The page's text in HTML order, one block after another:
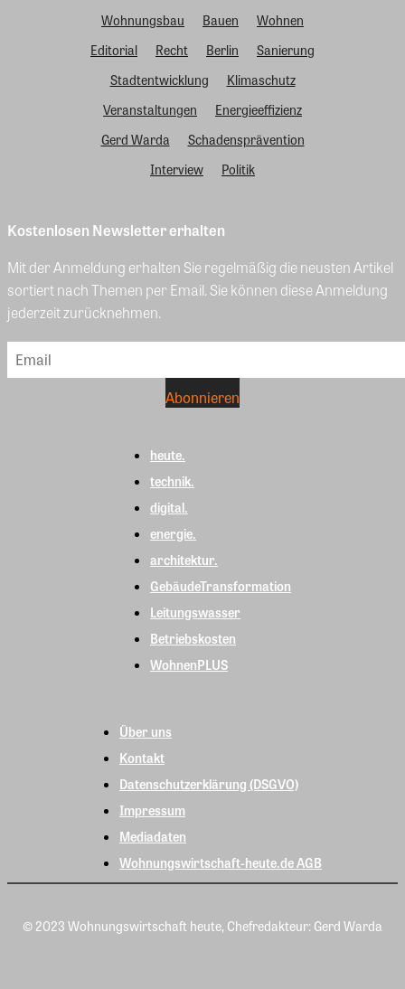
Wohnungsbau
Bauen
Wohnen
Editorial
Recht Berlin
Sanierung
Stadtentwicklung
Klimaschutz
Veranstaltungen
Energieeffizienz
Gerd Warda
Schadensprävention
Interview
Politik
Kostenlosen Newsletter erhalten
Mit der Anmeldung erhalten Sie regelmäßig die neusten Artikel
sortiert nach Themen per Email. Sie können diese Anmeldung
jederzeit zurücknehmen.
heute.
technik.
digital.
energie.
architektur.
GebäudeTransformation
Leitungswasser
Betriebskosten
WohnenPLUS
Über uns
Kontakt
Datenschutzerklärung (DSGVO)
Impressum
Mediadaten
Wohnungswirtschaft-heute.de AGB
© 2023 Wohnungswirtschaft heute, Chefredakteur: Gerd Warda